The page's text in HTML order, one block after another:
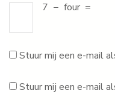
7 − four =
Stuur mij een e-mail
Stuur mij een e-mail